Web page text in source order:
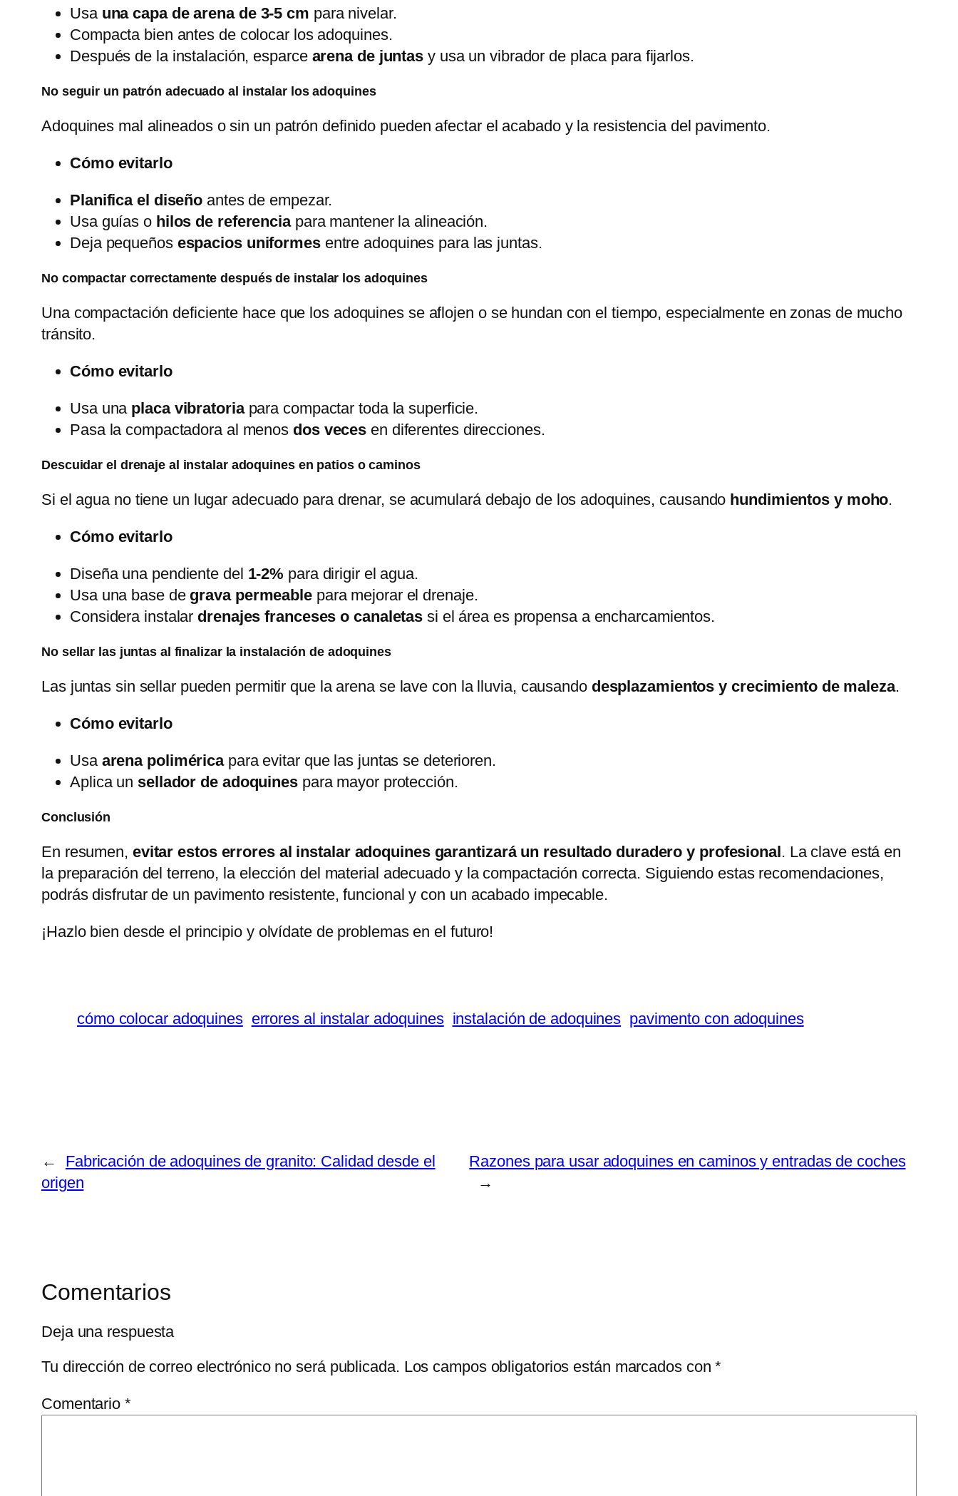
Usa una capa de arena de 3-5 cm para nivelar.
Compacta bien antes de colocar los adoquines.
Después de la instalación, esparce arena de juntas y usa un vibrador de placa para fijarlos.
No seguir un patrón adecuado al instalar los adoquines
Adoquines mal alineados o sin un patrón definido pueden afectar el acabado y la resistencia del pavimento.
Cómo evitarlo
Planifica el diseño antes de empezar.
Usa guías o hilos de referenciapara mantener la alineación.
Deja pequeños espacios uniformesentre adoquines para las juntas.
No compactar correctamente después de instalar los adoquines
Una compactación deficiente hace que los adoquines se aflojen o se hundan con el tiempo, especialmente en zonas de mucho
tránsito.
Cómo evitarlo
Usa una placa vibratoriapara compactar toda la superficie.
Pasa la compactadora al menos dos veces en diferentes direcciones.
Descuidar el drenaje al instalar adoquines en patios o caminos
Si el agua no tiene un lugar adecuado para drenar, se acumulará debajo de los adoquines, causando hundimientos y moho.
Cómo evitarlo
Diseña una pendiente del 1-2% para dirigir el agua.
Usa una base de grava permeablepara mejorar el drenaje.
Considera instalar drenajes franceses o canaletas si el área es propensa a encharcamientos.
No sellar las juntas al finalizar la instalación de adoquines
Las juntas sin sellar pueden permitir que la arena se lave con la lluvia, causando desplazamientos y crecimiento de maleza.
Cómo evitarlo
Usa arena poliméricapara evitar que las juntas se deterioren.
Aplica un sellador de adoquinespara mayor protección.
Conclusión
En resumen, evitar estos errores al instalar adoquines garantizará un resultado duradero y profesional. La clave está en
la preparación del terreno, la elección del material adecuado y la compactación correcta. Siguiendo estas recomendaciones,
podrás disfrutar de un pavimento resistente, funcional y con un acabado impecable.
¡Hazlo bien desde el principio y olvídate de problemas en el futuro!
cómo colocar adoquines errores al instalar adoquines instalación de adoquines pavimento con adoquines
←
Fabricación de adoquines de granito: Calidad desde el
origen
Razones para usar adoquines en caminos y entradas de coches
→
Comentarios
Deja una respuesta
Tu dirección de correo electrónico no será publicada. Los campos obligatorios están marcados con*
Comentario *